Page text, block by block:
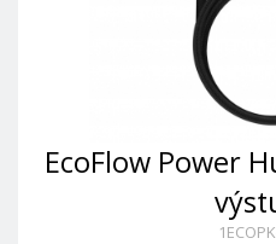
EcoFlow Power